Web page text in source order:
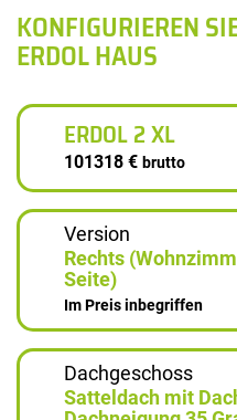
KONFIGURIEREN
ERDOL HAUS
ERDOL 2 XL
101318 € brutto
Version
Rechts
Seite)
Im Preis inbegriffen
Dachgeschoss
Satteldach mit